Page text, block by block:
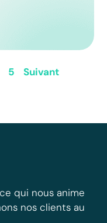
5 Suivant
qui nous anime
nos clients au